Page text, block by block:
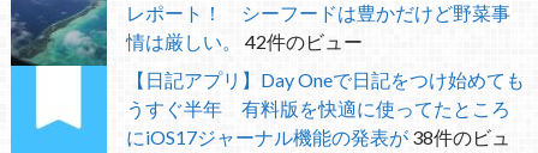
レポート！ シーフードは豊かだけど野菜事
情は厳しい。
42件のビュー
【日記アプリ】Day Oneで日記をつけ始めても
うすぐ半年 有料版を快適に使ってたところ
にiOS17ジャーナル機能の発表が 38件のビュ